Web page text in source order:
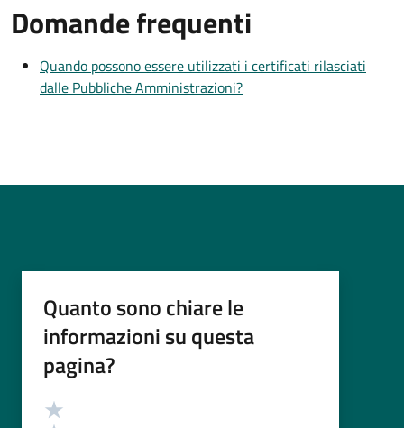
Domande frequenti
Quando possono essere utilizzati i certificati rilasciati
dalle Pubbliche Amministrazioni?
Quanto sono chiare le
informazioni su questa
pagina?
Valutazione